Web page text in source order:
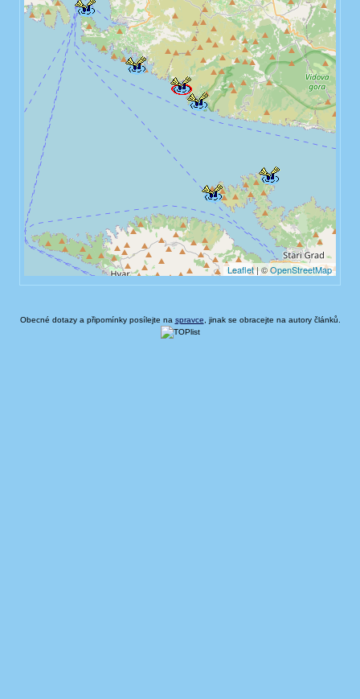
Obecné dotazy a připomínky posílejte na spravce , jinak se obracejte na autory článků.